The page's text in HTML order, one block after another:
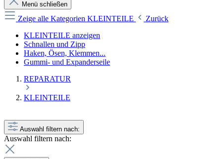
Menü schließen
Zeige alle Kategorien KLEINTEILE
Zurück
KLEINTEILE anzeigen
Schnallen und Zipp
Haken, Ösen, Klemmen...
Gummi- und Expanderseile
REPARATUR
KLEINTEILE
Auswahl filtern nach:
Auswahl filtern nach: